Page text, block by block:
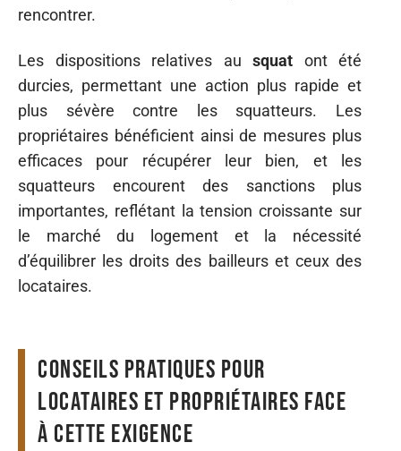
rencontrer.
Les dispositions relatives au squat ont été
durcies, permettant une action plus rapide et
plus sévère contre les squatteurs. Les
propriétaires bénéficient ainsi de mesures plus
efficaces pour récupérer leur bien, et les
squatteurs encourent des sanctions plus
importantes, reflétant la tension croissante sur
le marché du logement et la nécessité
d’équilibrer les droits des bailleurs et ceux des
locataires.
Conseils pratiques pour
locataires et propriétaires face
à cette exigence